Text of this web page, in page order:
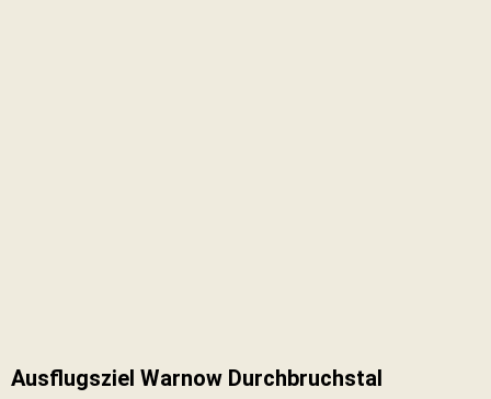
Ausflugsziel Warnow Durchbruchstal